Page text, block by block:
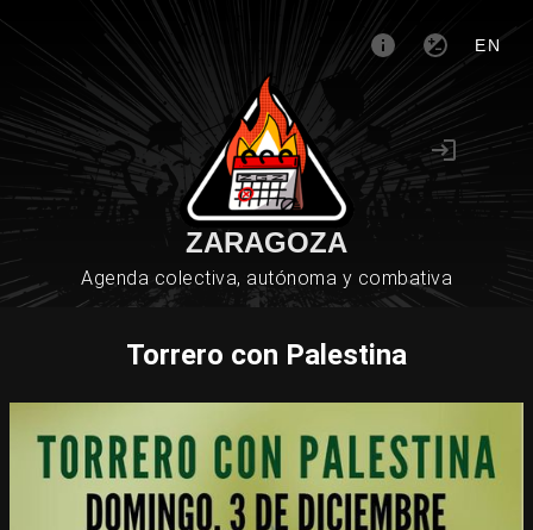
EN
ZARAGOZA
Agenda colectiva, autónoma y combativa
Torrero con Palestina